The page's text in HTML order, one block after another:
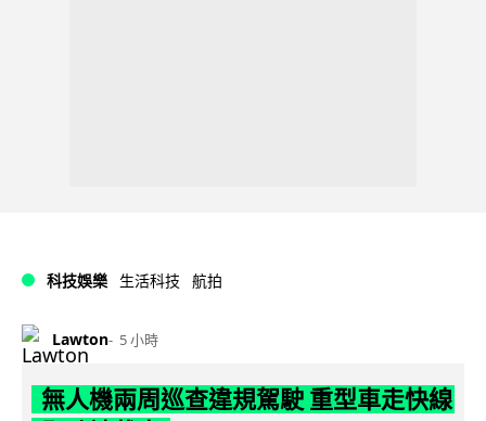
科技娛樂 生活科技 航拍
Lawton 5 小時
無人機兩周巡查違規駕駛 重型車走快線